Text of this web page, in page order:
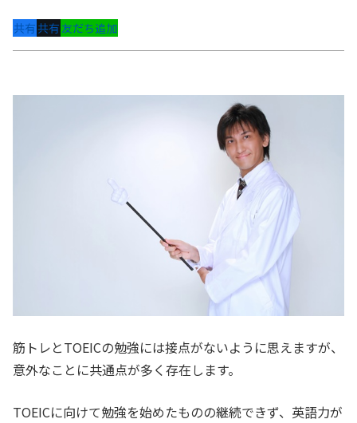
共有共有友だち追加
筋トレとTOEICの勉強には接点がないように思えますが、
意外なことに共通点が多く存在します。
TOEICに向けて勉強を始めたものの継続できず、英語力が